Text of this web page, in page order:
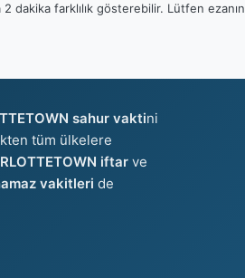
dakika farklılık gösterebilir. Lütfen ezanın
sahur vaktini
tüm ülkelere
iftarve
vakitleri de